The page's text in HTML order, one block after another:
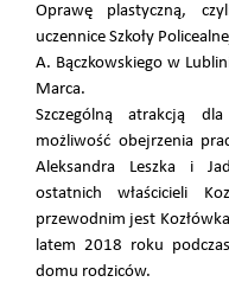
Oprawę plastyczną,
uczennice Szkoły
A. Bączkowskiego w
Marca.
Szczególną atrakcją
możliwość obejrzenia
Aleksandra Leszka i
ostatnich właścicieli
przewodnim jest
latem 2018 roku
domu rodziców.